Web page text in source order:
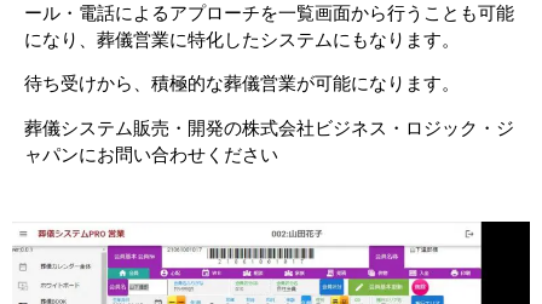
ール・電話によるアプローチを一覧画面から行うことも可能
になり、葬儀営業に特化したシステムにもなります。
待ち受けから、積極的な葬儀営業が可能になります。
葬儀システム販売・開発の株式会社ビジネス・ロジック・ジ
ャパンにお問い合わせください